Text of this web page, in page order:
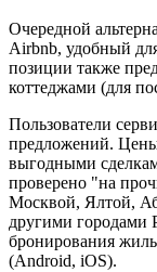
Очередной
Airbnb, удобный
позиции также
коттеджами (для
Пользователи
предложений.
выгодными
проверено "на
Москвой, Ялтой,
другими городами
бронирования
(Android, iOS).